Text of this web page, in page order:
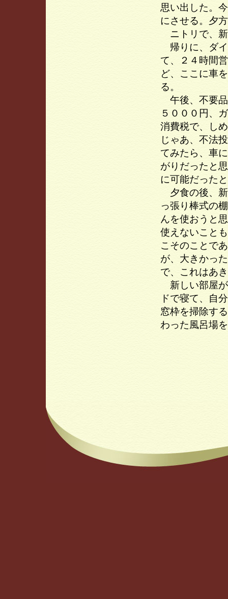
思い出した。
にさせる。夕
ニトリで、新
帰りに、ダイ
て、２４時間
ど、ここに車
る。
午後、不要品
５０００円、
消費税で、し
じゃあ、不法
てみたら、車
がりだったと
に可能だった
夕食の後、新
っ張り棒式の
んを使おうと
使えないこと
こそのことで
が、大きかっ
で、これはあ
新しい部屋が
ドで寝て、自
窓枠を掃除す
わった風呂場